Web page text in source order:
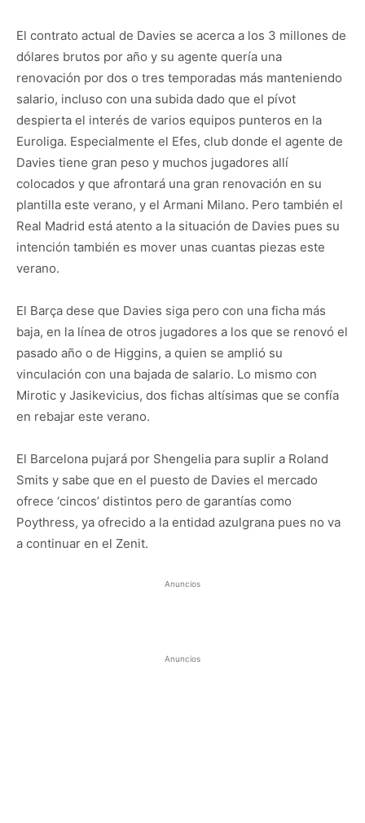
El contrato actual de Davies se acerca a los 3 millones de
dólares brutos por año y su agente quería una
renovación por dos o tres temporadas más manteniendo
salario, incluso con una subida dado que el pívot
despierta el interés de varios equipos punteros en la
Euroliga. Especialmente el Efes, club donde el agente de
Davies tiene gran peso y muchos jugadores allí
colocados y que afrontará una gran renovación en su
plantilla este verano, y el Armani Milano. Pero también el
Real Madrid está atento a la situación de Davies pues su
intención también es mover unas cuantas piezas este
verano.
El Barça dese que Davies siga pero con una ficha más
baja, en la línea de otros jugadores a los que se renovó el
pasado año o de Higgins, a quien se amplió su
vinculación con una bajada de salario. Lo mismo con
Mirotic y Jasikevicius, dos fichas altísimas que se confía
en rebajar este verano.
El Barcelona pujará por Shengelia para suplir a Roland
Smits y sabe que en el puesto de Davies el mercado
ofrece ‘cincos’ distintos pero de garantías como
Poythress, ya ofrecido a la entidad azulgrana pues no va
a continuar en el Zenit.
Anuncios
Anuncios